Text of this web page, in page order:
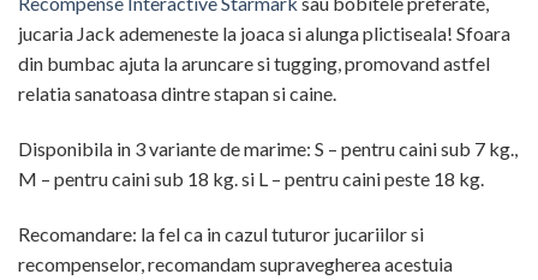
jucaria Jack ademeneste la joaca si alunga plictiseala! Sfoara
din bumbac ajuta la aruncare si tugging, promovand astfel
relatia sanatoasa dintre stapan si caine.
Disponibila in 3 variante de marime: S – pentru caini sub 7 kg.,
M – pentru caini sub 18 kg. si L – pentru caini peste 18 kg.
Recomandare: la fel ca in cazul tuturor jucariilor si
recompenselor, recomandam supravegherea acestuia